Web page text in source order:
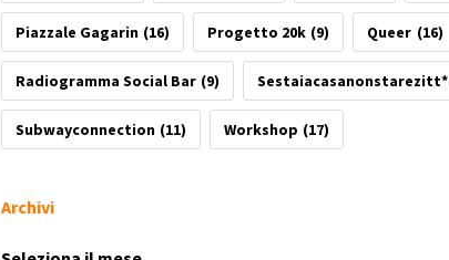
Piazzale Gagarin (16) Progetto 20k (9) Queer (16)
Radiogramma Social Bar (9) Sestaiacasanonstarezitt*
Subwayconnection (11) Workshop (17)
Archivi
Archivi